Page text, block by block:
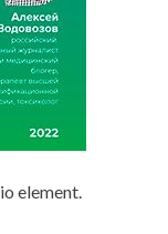
element.